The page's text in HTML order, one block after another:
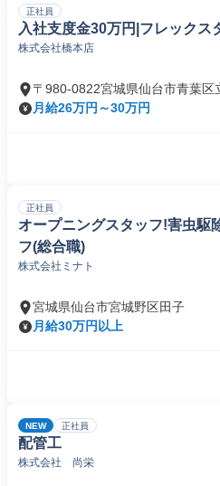
正社員
入社支度金30万円|フレックス
株式会社橋本店
〒980-0822宮城県仙台市青葉区
月給26万円～30万円
正社員
オープニングスタッフ!害虫駆
フ(総合職)
株式会社ミナト
宮城県仙台市宮城野区田子
月給30万円以上
NEW 正社員
配管工
株式会社 尚栄